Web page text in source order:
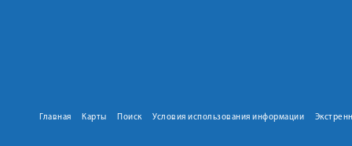
Главная Карты Поиск Условия использования информации